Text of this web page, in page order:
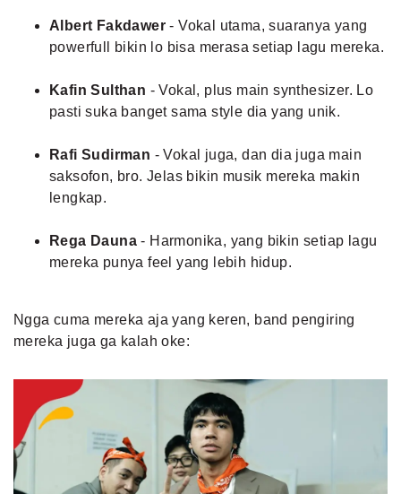
Albert Fakdawer - Vokal utama, suaranya yang
powerfull bikin lo bisa merasa setiap lagu mereka.
Kafin Sulthan - Vokal, plus main synthesizer. Lo
pasti suka banget sama style dia yang unik.
Rafi Sudirman - Vokal juga, dan dia juga main
saksofon, bro. Jelas bikin musik mereka makin
lengkap.
Rega Dauna - Harmonika, yang bikin setiap lagu
mereka punya feel yang lebih hidup.
Ngga cuma mereka aja yang keren, band pengiring
mereka juga ga kalah oke: